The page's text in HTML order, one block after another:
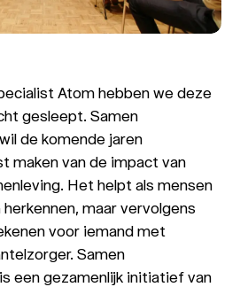
Atom hebben we deze
gesleept. Samen
de komende jaren
maken van de impact van
Het helpt als mensen
maar vervolgens
voor iemand met
Samen
een gezamenlijk initiatief van